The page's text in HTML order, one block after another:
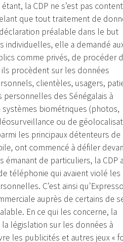
la CDP ne s’est pas
que tout traitement de
préalable dans le but
individuelles, elle a demandé
comme privés, de procéder
procèdent sur les données
clientèles, usagers,
des Sénégalais à
systèmes biométriques (photos,
ou de
les principaux détenteurs de
ont commencé à défiler
émanant de particuliers, la CDP a
téléphonie qui avaient violé les
C’est ainsi
auprès de certains de
En ce qui les concerne, la
législation sur les données à
les publicités et autres jeux «